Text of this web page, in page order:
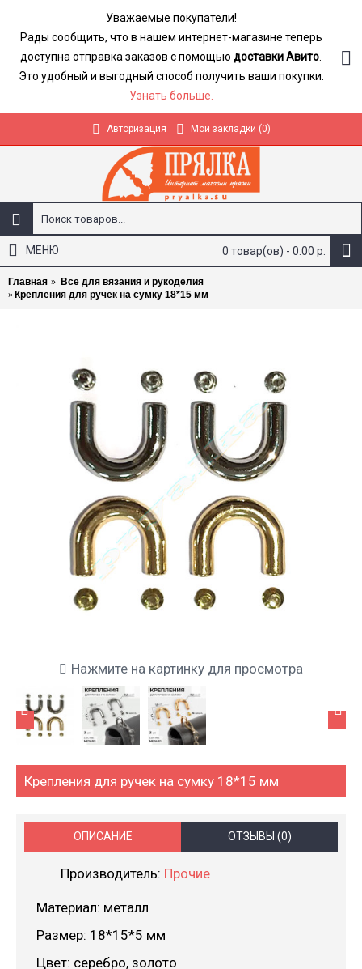
Уважаемые покупатели!
Рады сообщить, что в нашем интернет-магазине теперь
доступна отправка заказов с помощью доставки Авито
Это удобный и выгодный способ получить ваши покупки.
Узнать больше.
Авторизация Мои закладки (0)
0 товар(ов) - 0.00 р.
МЕНЮ
Главная
Все для вязания и рукоделия
Крепления для ручек на сумку 18*15 мм
Нажмите на картинку для просмотра
Крепления для ручек на сумку 18*15 мм
ОПИСАНИЕ ОТЗЫВЫ (0)
Производитель: Прочие
Материал: металл
Размер: 18*15*5 мм
Цвет: серебро, золото